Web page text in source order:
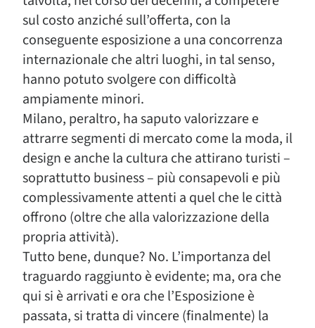
sul costo anziché sull’offerta, con la
conseguente esposizione a una concorrenza
internazionale che altri luoghi, in tal senso,
hanno potuto svolgere con difficoltà
ampiamente minori.
Milano, peraltro, ha saputo valorizzare e
attrarre segmenti di mercato come la moda, il
design e anche la cultura che attirano turisti –
soprattutto business – più consapevoli e più
complessivamente attenti a quel che le città
offrono (oltre che alla valorizzazione della
propria attività).
Tutto bene, dunque? No. L’importanza del
traguardo raggiunto è evidente; ma, ora che
qui si è arrivati e ora che l’Esposizione è
passata, si tratta di vincere (finalmente) la